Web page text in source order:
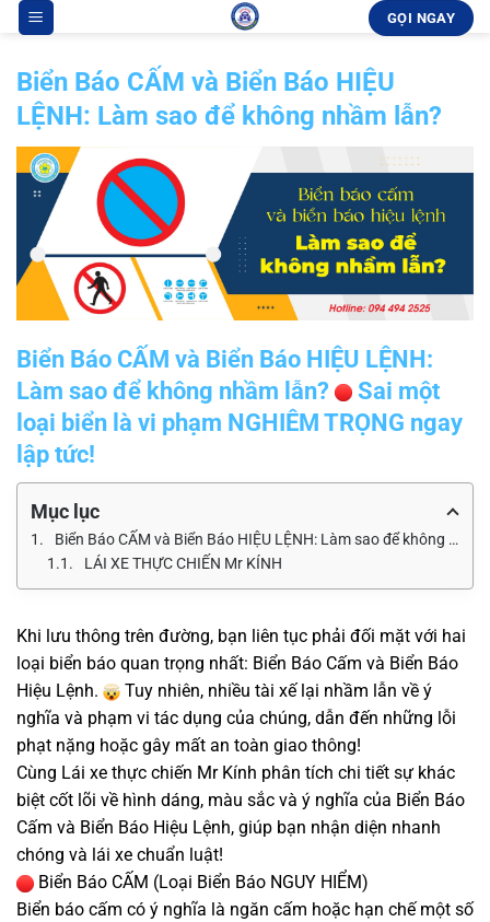
qua
nội
dung
GỌI NGAY
Biển Báo CẤM và Biển Báo HIỆU
LỆNH: Làm sao để không nhầm lẫn?
Biển Báo CẤM và Biển Báo HIỆU LỆNH:
Làm sao để không nhầm lẫn?
Sai một
loại biển là vi phạm NGHIÊM TRỌNG ngay
lập tức!
Mục lục
Biển Báo CẤM và Biển Báo HIỆU LỆNH: Làm sao để không nhầm lẫn? Sai một loại biển là vi phạm NGHIÊM TRỌNG ngay lập tức!
LÁI XE THỰC CHIẾN Mr KÍNH
Khi lưu thông trên đường, bạn liên tục phải đối mặt với hai
loại biển báo quan trọng nhất: Biển Báo Cấm và Biển Báo
Hiệu Lệnh.
Tuy nhiên, nhiều tài xế lại nhầm lẫn về ý
nghĩa và phạm vi tác dụng của chúng, dẫn đến những lỗi
phạt nặng hoặc gây mất an toàn giao thông!
Cùng Lái xe thực chiến Mr Kính phân tích chi tiết sự khác
biệt cốt lõi về hình dáng, màu sắc và ý nghĩa của Biển Báo
Cấm và Biển Báo Hiệu Lệnh, giúp bạn nhận diện nhanh
chóng và lái xe chuẩn luật!
Biển Báo CẤM (Loại Biển Báo NGUY HIỂM)
Biển báo cấm có ý nghĩa là ngăn cấm hoặc hạn chế một số